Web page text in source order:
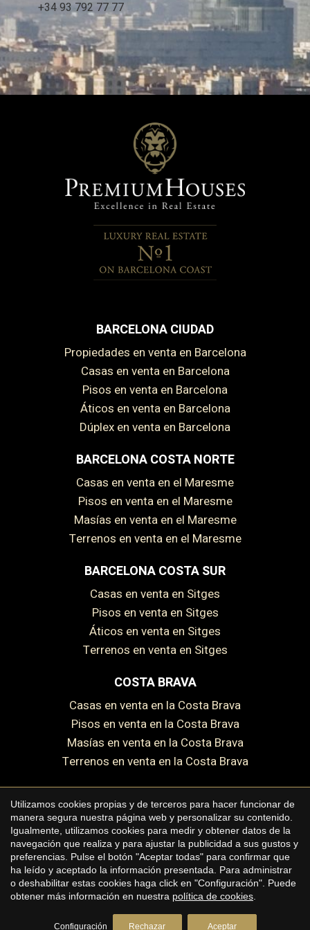
Características destacables: Grandes ventanales con
carpinterías de altas prestaciones térmicas y acústicas.
Sistema de aerotermia para alimentar ACS. calefacción por
suelo radiante y aire. acondicionado por conductos.
Electrodomésticos Siemens. Placas fotovoltaicas. Entrega
último trimestre de 2027 - máximo primer trimestre de 2028.
+34 93 792 77 77
BARCELONA CIUDAD
Propiedades en venta en Barcelona
Casas en venta en Barcelona
Pisos en venta en Barcelona
Áticos en venta en Barcelona
Dúplex en venta en Barcelona
BARCELONA COSTA NORTE
Casas en venta en el Maresme
Pisos en venta en el Maresme
Masías en venta en el Maresme
Terrenos en venta en el Maresme
BARCELONA COSTA SUR
Casas en venta en Sitges
Pisos en venta en Sitges
Áticos en venta en Sitges
Terrenos en venta en Sitges
COSTA BRAVA
Casas en venta en la Costa Brava
Pisos en venta en la Costa Brava
Masías en venta en la Costa Brava
Terrenos en venta en la Costa Brava
Copyright © 2026 Premium Houses
Aviso legal
Política de privacidad
Política de cookies
byiEstrategic
Utilizamos cookies propias y de terceros para hacer funcionar de
manera segura nuestra página web y personalizar su contenido.
Igualmente, utilizamos cookies para medir y obtener datos de la
navegación que realiza y para ajustar la publicidad a sus gustos y
preferencias. Pulse el botón "Aceptar todas" para confirmar que
ha leído y aceptado la información presentada. Para administrar
o deshabilitar estas cookies haga click en "Configuración". Puede
obtener más información en nuestra política de cookies
Configuración Rechazar Aceptar
Guardar configuración Aceptar todas